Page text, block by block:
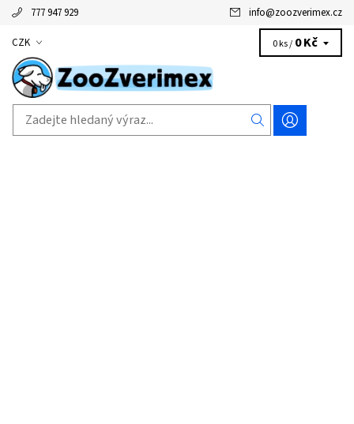
777 947 929 info@zoozverimex.cz
CZK 0 ks / 0 Kč